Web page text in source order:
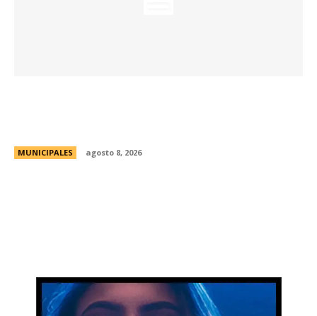
MUNICIPALES agosto 8, 2026